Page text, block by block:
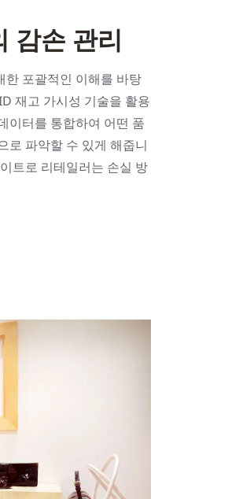
감손 관리
한 포괄적인 이해를 바탕
재고 가시성 기술을 활용
이터를 통합하여 어떤 품
로 파악할 수 있게 해줍니
트로 리테일러는 손실 방